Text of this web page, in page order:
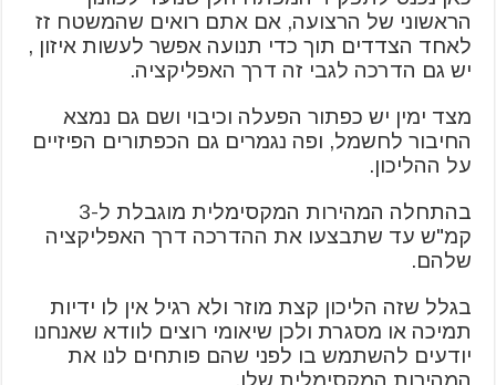
הראשוני של הרצועה, אם אתם רואים שהמשטח זז
לאחד הצדדים תוך כדי תנועה אפשר לעשות איזון ,
יש גם הדרכה לגבי זה דרך האפליקציה.
מצד ימין יש כפתור הפעלה וכיבוי ושם גם נמצא
החיבור לחשמל, ופה נגמרים גם הכפתורים הפיזיים
על ההליכון.
בהתחלה המהירות המקסימלית מוגבלת ל-3
קמ"ש עד שתבצעו את ההדרכה דרך האפליקציה
שלהם.
בגלל שזה הליכון קצת מוזר ולא רגיל אין לו ידיות
תמיכה או מסגרת ולכן שיאומי רוצים לוודא שאנחנו
יודעים להשתמש בו לפני שהם פותחים לנו את
המהירות המקסימלית שלו.